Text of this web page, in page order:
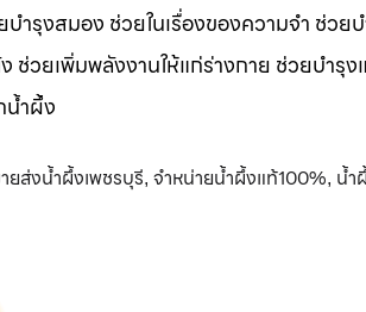
ำรุงสมอง ช่วยในเรื่องของความจำ ช่ว
ช่วยเพิ่มพลังงานให้แก่ร่างกาย ช่วยบำรุ
น้ำผึ้ง
ยส่งน้ำผึ้งเพชรบุรี, จำหน่ายน้ำผึ้งแท้100%, น้ำ